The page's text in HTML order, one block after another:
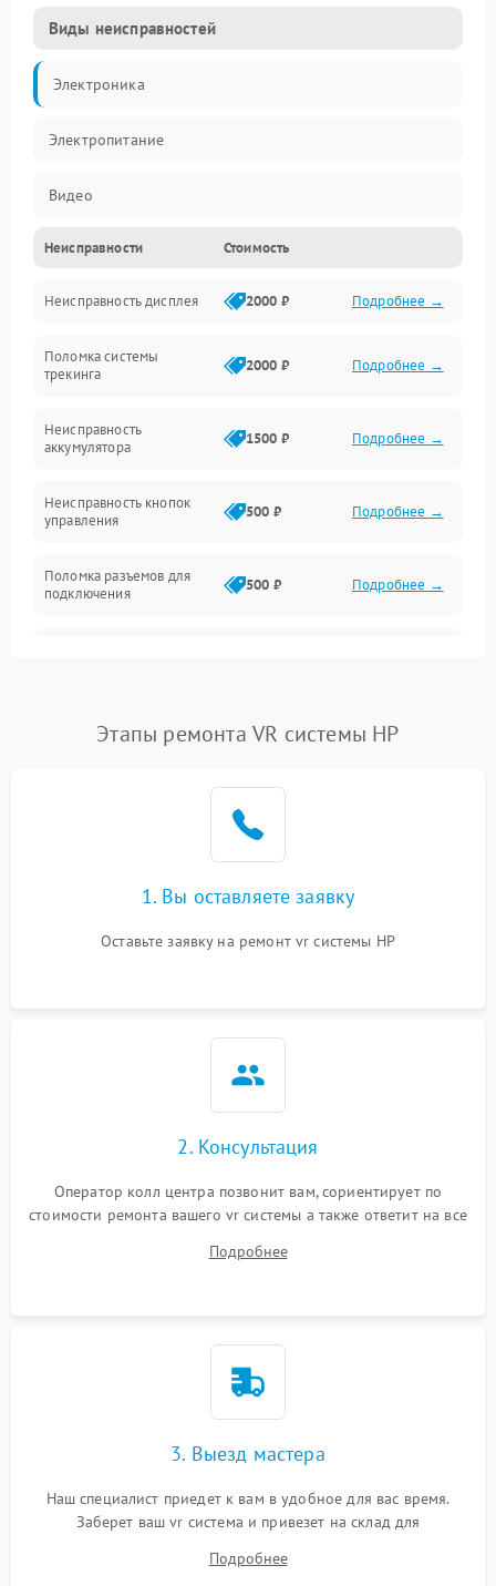
Виды неисправностей
Электроника
Электропитание
Видео
ПО
Сенсоры
Механические повреждения
Неисправности Стоимость
Неисправность дисплея 2000 ₽ Подробнее →
Поломка системы
трекинга
2000 ₽ Подробнее →
Неисправность
аккумулятора
1500 ₽ Подробнее →
Неисправность кнопок
управления
500 ₽ Подробнее →
Поломка разъемов для
подключения
500 ₽ Подробнее →
Повреждение проводов 500 ₽ Подробнее →
1000 ₽
1000 ₽
Неисправность системы
1000 ₽
Неисправность системы
защиты от замыкания
Подробнее →
1000 ₽
Этапы ремонта VR системы HP
1. Вы оставляете заявку
Оставьте заявку на ремонт vr системы HP
2. Консультация
Оператор колл центра позвонит вам, сориентирует по
стоимости ремонта вашего vr системы а также ответит на все
Подробнее
3. Выезд мастера
Наш специалист приедет к вам в удобное для вас время.
Заберет ваш vr система и привезет на склад для
Подробнее